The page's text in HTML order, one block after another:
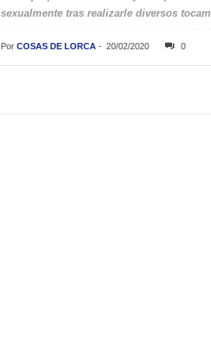
sexualmente tras realizarle diversos
Por COSAS DE LORCA- 20/02/2020 0